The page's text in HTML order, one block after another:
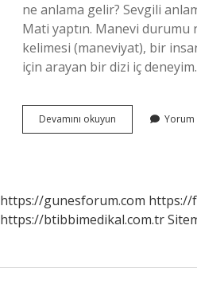
ne anlama gelir? Sevgili
Mati yaptın. Manevi durumu
kelimesi (maneviyat), bir
için arayan bir dizi iç
Devamını okuyun
Manevi
Yorum
https://gunesforum.com https://
https://btibbimedikal.com.tr